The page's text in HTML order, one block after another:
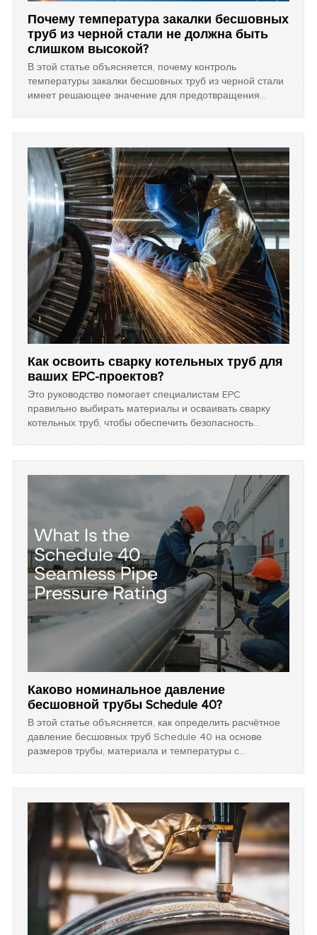
Почему температура закалки бесшовных
труб из черной стали не должна быть
слишком высокой?
В этой статье объясняется, почему контроль
температуры закалки бесшовных труб из черной стали
имеет решающее значение для предотвращения
в конечном итоге снижает долгосрочные затраты на
замену в строительных проектах.
Как освоить сварку котельных труб для
ваших EPC-проектов?
Это руководство помогает специалистам EPC
правильно выбирать материалы и осваивать сварку
котельных труб, чтобы обеспечить безопасность
Каково номинальное давление
бесшовной трубы Schedule 40?
В этой статье объясняется, как определить расчётное
давление бесшовных труб Schedule 40 на основе
размеров трубы, материала и температуры с
трубопроводов и экономическую эффективность в
международных EPC-проектах.